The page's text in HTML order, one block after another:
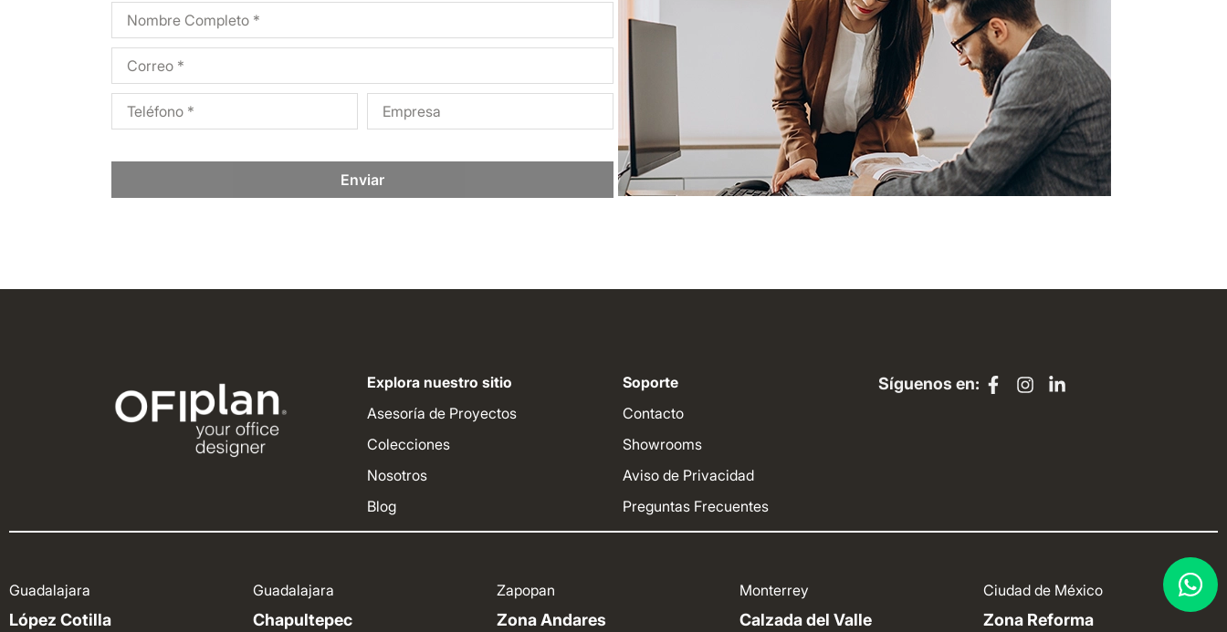
Enviar
Explora nuestro sitio
Asesoría de Proyectos
Colecciones
Nosotros
Blog
Soporte
Contacto
Showrooms
Aviso de Privacidad
Preguntas Frecuentes
Síguenos en:
Guadalajara
López Cotilla
Guadalajara
Chapultepec
Zapopan
Zona Andares
Monterrey
Calzada del Valle
Ciudad de México
Zona Reforma